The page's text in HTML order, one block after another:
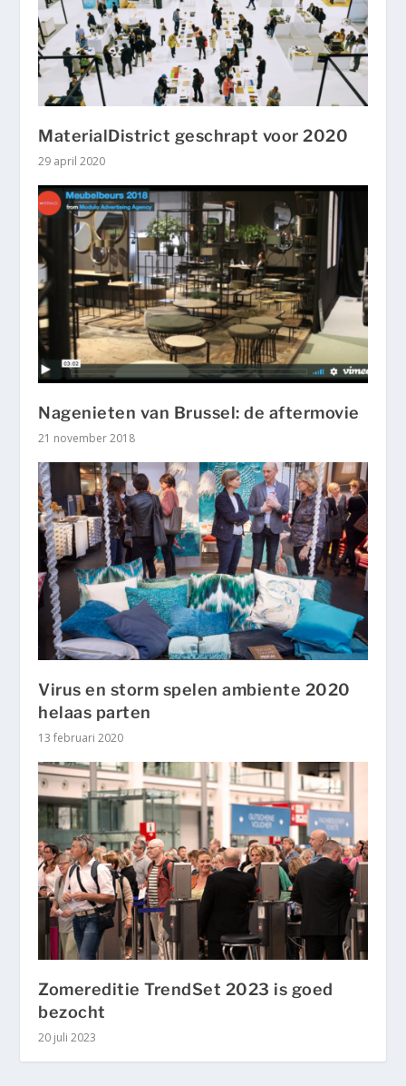
MaterialDistrict geschrapt voor 2020
29 april 2020
Nagenieten van Brussel: de aftermovie
21 november 2018
Virus en storm spelen ambiente 2020
helaas parten
13 februari 2020
Zomereditie TrendSet 2023 is goed
bezocht
20 juli 2023